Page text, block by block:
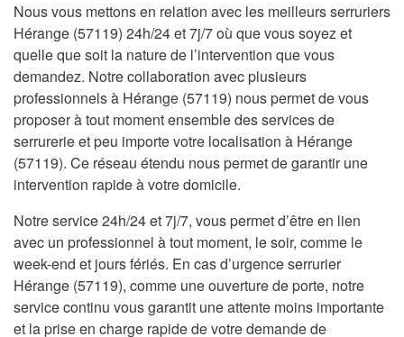
Nous vous mettons en relation avec les meilleurs serruriers
Hérange (57119) 24h/24 et 7j/7 où que vous soyez et
quelle que soit la nature de l’intervention que vous
demandez. Notre collaboration avec plusieurs
professionnels à Hérange (57119) nous permet de vous
proposer à tout moment ensemble des services de
serrurerie et peu importe votre localisation à Hérange
(57119). Ce réseau étendu nous permet de garantir une
intervention rapide à votre domicile.
Notre service 24h/24 et 7j/7, vous permet d’être en lien
avec un professionnel à tout moment, le soir, comme le
week-end et jours fériés. En cas d’urgence serrurier
Hérange (57119), comme une ouverture de porte, notre
service continu vous garantit une attente moins importante
et la prise en charge rapide de votre demande de